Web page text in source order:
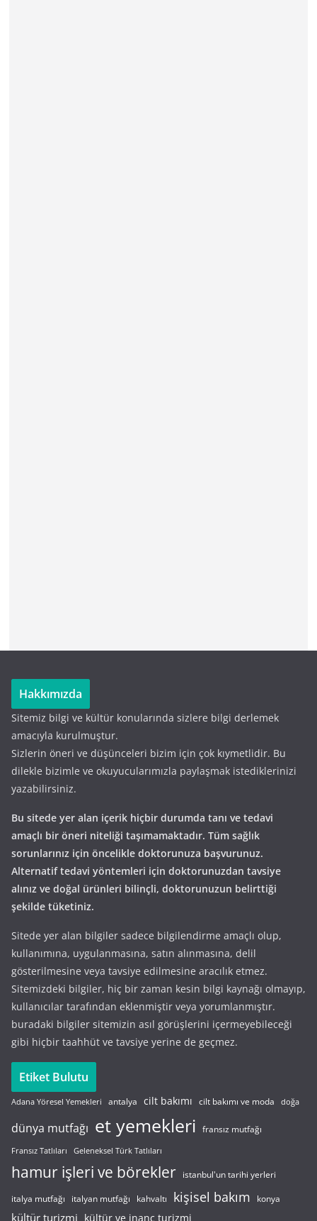
Hakkımızda
Sitemiz bilgi ve kültür konularında sizlere bilgi derlemek
amacıyla kurulmuştur.
Sizlerin öneri ve düşünceleri bizim için çok kıymetlidir. Bu
dilekle bizimle ve okuyucularımızla paylaşmak istediklerinizi
yazabilirsiniz.
Bu sitede yer alan içerik hiçbir durumda tanı ve tedavi
amaçlı bir öneri niteliği taşımamaktadır. Tüm sağlık
sorunlarınız için öncelikle doktorunuza başvurunuz.
Alternatif tedavi yöntemleri için doktorunuzdan tavsiye
alınız ve doğal ürünleri bilinçli, doktorunuzun belirttiği
şekilde tüketiniz.
Sitede yer alan bilgiler sadece bilgilendirme amaçlı olup,
kullanımına, uygulanmasına, satın alınmasına, delil
gösterilmesine veya tavsiye edilmesine aracılık etmez.
Sitemizdeki bilgiler, hiç bir zaman kesin bilgi kaynağı olmayıp,
kullanıcılar tarafından eklenmiştir veya yorumlanmıştır.
buradaki bilgiler sitemizin asıl görüşlerini içermeyebileceği
gibi hiçbir taahhüt ve tavsiye yerine de geçmez.
Etiket Bulutu
Adana Yöresel Yemekleri antalya cilt bakımı cilt bakımı ve moda doğa
dünya mutfağı et yemekleri fransız mutfağı
Fransız Tatlıları Geleneksel Türk Tatlıları
hamur işleri ve börekler istanbul'un tarihi yerleri
italya mutfağı italyan mutfağı kahvaltı kişisel bakım konya
kültür turizmi kültür ve inanç turizmi